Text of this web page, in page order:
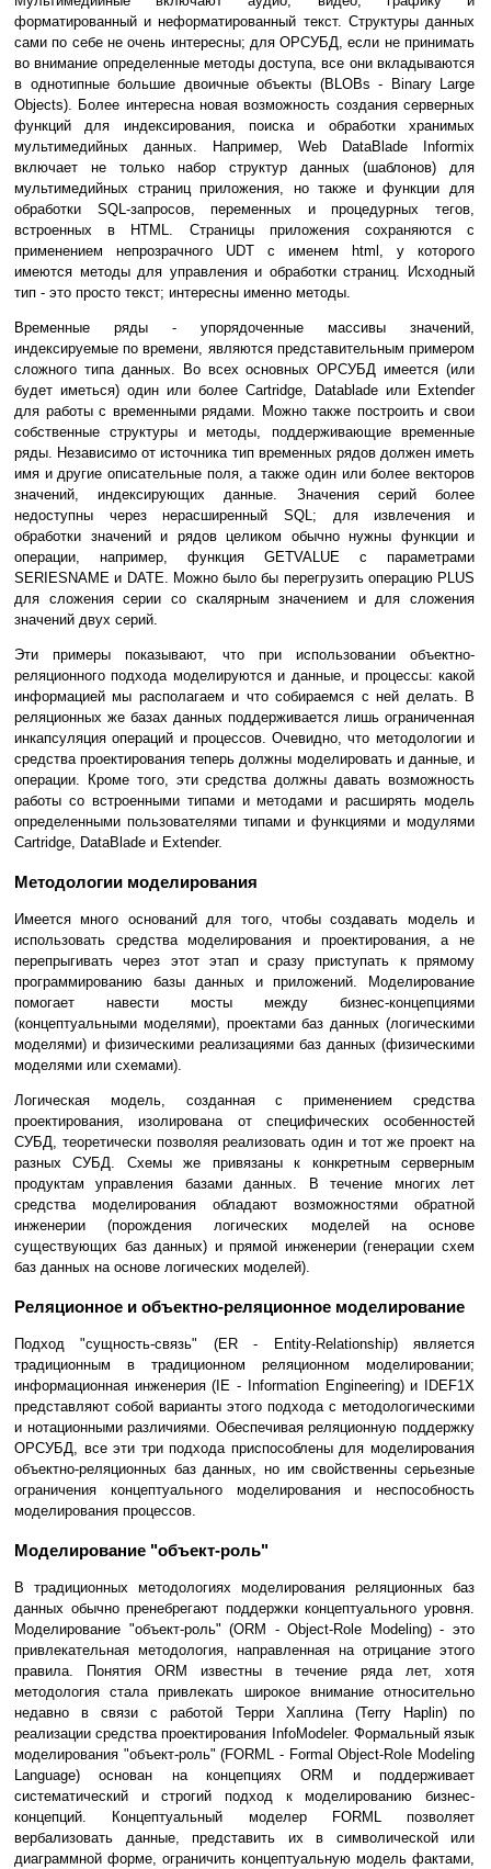
форматированный и неформатированный текст. Структуры данных
сами по себе не очень интересны; для ОРСУБД, если не принимать
во внимание определенные методы доступа, все они вкладываются
в однотипные большие двоичные объекты (BLOBs - Binary Large
Objects). Более интересна новая возможность создания серверных
функций для индексирования, поиска и обработки хранимых
мультимедийных данных. Например, Web DataBlade Informix
включает не только набор структур данных (шаблонов) для
мультимедийных страниц приложения, но также и функции для
обработки SQL-запросов, переменных и процедурных тегов,
встроенных в HTML. Страницы приложения сохраняются с
применением непрозрачного UDT с именем html, у которого
имеются методы для управления и обработки страниц. Исходный
тип - это просто текст; интересны именно методы.
Временные ряды - упорядоченные массивы значений,
индексируемые по времени, являются представительным примером
сложного типа данных. Во всех основных ОРСУБД имеется (или
будет иметься) один или более Cartridge, Datablade или Extender
для работы с временными рядами. Можно также построить и свои
собственные структуры и методы, поддерживающие временные
ряды. Независимо от источника тип временных рядов должен иметь
имя и другие описательные поля, а также один или более векторов
значений, индексирующих данные. Значения серий более
недоступны через нерасширенный SQL; для извлечения и
обработки значений и рядов целиком обычно нужны функции и
операции, например, функция GETVALUE с параметрами
SERIESNAME и DATE. Можно было бы перегрузить операцию PLUS
для сложения серии со скалярным значением и для сложения
значений двух серий.
Эти примеры показывают, что при использовании объектно-
реляционного подхода моделируются и данные, и процессы: какой
информацией мы располагаем и что собираемся с ней делать. В
реляционных же базах данных поддерживается лишь ограниченная
инкапсуляция операций и процессов. Очевидно, что методологии и
средства проектирования теперь должны моделировать и данные, и
операции. Кроме того, эти средства должны давать возможность
работы со встроенными типами и методами и расширять модель
определенными пользователями типами и функциями и модулями
Cartridge, DataBlade и Extender.
Методологии моделирования
Имеется много оснований для того, чтобы создавать модель и
использовать средства моделирования и проектирования, а не
перепрыгивать через этот этап и сразу приступать к прямому
программированию базы данных и приложений. Моделирование
помогает навести мосты между бизнес-концепциями
(концептуальными моделями), проектами баз данных (логическими
моделями) и физическими реализациями баз данных (физическими
моделями или схемами).
Логическая модель, созданная с применением средства
проектирования, изолирована от специфических особенностей
СУБД, теоретически позволяя реализовать один и тот же проект на
разных СУБД. Схемы же привязаны к конкретным серверным
продуктам управления базами данных. В течение многих лет
средства моделирования обладают возможностями обратной
инженерии (порождения логических моделей на основе
существующих баз данных) и прямой инженерии (генерации схем
баз данных на основе логических моделей).
Реляционное и объектно-реляционное моделирование
Подход "сущность-связь" (ER - Entity-Relationship) является
традиционным в традиционном реляционном моделировании;
информационная инженерия (IE - Information Engineering) и IDEF1X
представляют собой варианты этого подхода с методологическими
и нотационными различиями. Обеспечивая реляционную поддержку
ОРСУБД, все эти три подхода приспособлены для моделирования
объектно-реляционных баз данных, но им свойственны серьезные
ограничения концептуального моделирования и неспособность
моделирования процессов.
Моделирование "объект-роль"
В традиционных методологиях моделирования реляционных баз
данных обычно пренебрегают поддержки концептуального уровня.
Моделирование "объект-роль" (ORM - Object-Role Modeling) - это
привлекательная методология, направленная на отрицание этого
правила. Понятия ORM известны в течение ряда лет, хотя
методология стала привлекать широкое внимание относительно
недавно в связи с работой Терри Хаплина (Terry Haplin) по
реализации средства проектирования InfoModeler. Формальный язык
моделирования "объект-роль" (FORML - Formal Object-Role Modeling
Language) основан на концепциях ORM и поддерживает
систематический и строгий подход к моделированию бизнес-
концепций. Концептуальный моделер FORML позволяет
вербализовать данные, представить их в символической или
диаграммной форме, ограничить концептуальную модель фактами,